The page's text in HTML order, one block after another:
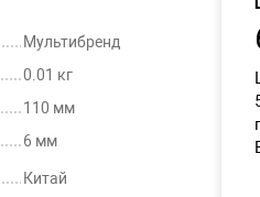
Мультибренд
0.01 кг
110 мм
6 мм
Китай